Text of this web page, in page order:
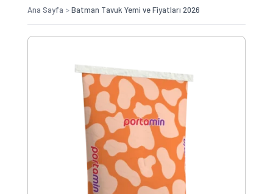
Ana Sayfa >Batman Tavuk Yemi ve Fiyatları 2026